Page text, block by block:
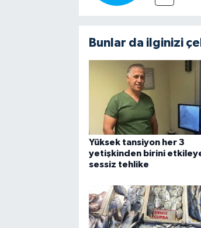
Bunlar da ilginizi
Yüksek tansiyon her 3
yetişkinden birini
sessiz tehlike